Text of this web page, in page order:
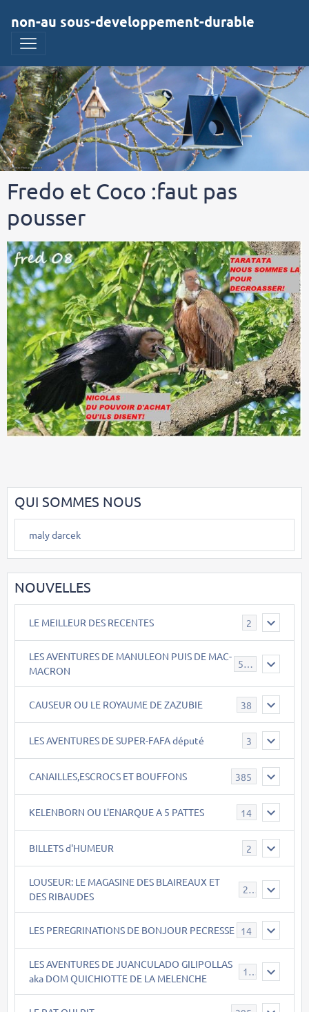
non-au sous-developpement-durable
Fredo et Coco :faut pas
pousser
QUI SOMMES NOUS
maly darcek
NOUVELLES
LE MEILLEUR DES RECENTES 2
LES AVENTURES DE MANULEON PUIS DE MAC-
MACRON
543
CAUSEUR OU LE ROYAUME DE ZAZUBIE 38
LES AVENTURES DE SUPER-FAFA député 3
CANAILLES,ESCROCS ET BOUFFONS 385
KELENBORN OU L'ENARQUE A 5 PATTES 14
BILLETS d'HUMEUR 2
LOUSEUR: LE MAGASINE DES BLAIREAUX ET
DES RIBAUDES
21
LES PEREGRINATIONS DE BONJOUR PECRESSE 14
LES AVENTURES DE JUANCULADO GILIPOLLAS
aka DOM QUICHIOTTE DE LA MELENCHE
119